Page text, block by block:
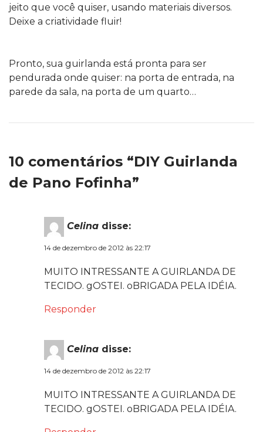
jeito que você quiser, usando materiais diversos.
Deixe a criatividade fluir!
Pronto, sua guirlanda está pronta para ser
pendurada onde quiser: na porta de entrada, na
parede da sala, na porta de um quarto…
10 comentários “DIY Guirlanda
de Pano Fofinha”
Celina disse:
14 de dezembro de 2012 às 22:17
MUITO INTRESSANTE A GUIRLANDA DE
TECIDO. gOSTEI. oBRIGADA PELA IDÉIA.
Responder
Celina disse:
14 de dezembro de 2012 às 22:17
MUITO INTRESSANTE A GUIRLANDA DE
TECIDO. gOSTEI. oBRIGADA PELA IDÉIA.